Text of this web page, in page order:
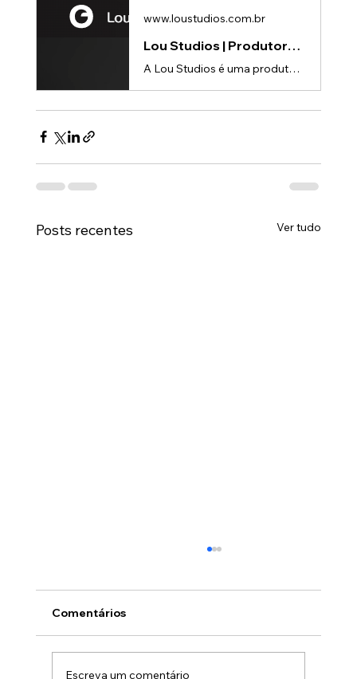
www.loustudios.com.br
Lou Studios | Produtora de vídeos
A Lou Studios é uma produtora de vídeos, especializada em animações 3D para lançamento de produtos.
Posts recentes Ver tudo
Comentários
Escreva um comentário